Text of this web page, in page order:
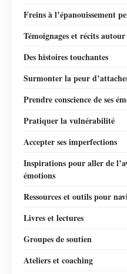
Freins à l’épanouissement
Témoignages et récits
Des histoires touchantes
Surmonter la peur
Prendre conscience de ses
Pratiquer la vulnérabilité
Accepter ses imperfections
Inspirations pour aller de
émotions
Ressources et outils pour
Livres et lectures
Groupes de soutien
Ateliers et coaching